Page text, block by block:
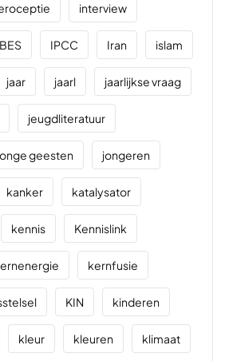
interview
IPCC Iran islam
jaar jaarl jaarlijkse vraag
jeugdliteratuur
geesten jongeren
kanker katalysator
kennis Kennislink
kernfusie
KIN kinderen
kleur kleuren klimaat